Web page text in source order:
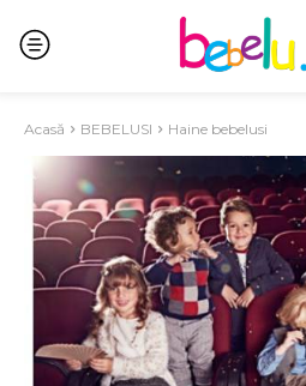
Acasă BEBELUSI Haine bebelusi